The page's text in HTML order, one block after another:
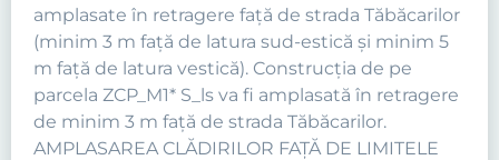
amplasate în retragere față de strada Tăbăcarilor
(minim 3 m față de latura sud-estică și minim 5
m față de latura vestică). Construcția de pe
parcela ZCP_M1* S_ls va fi amplasată în retragere
de minim 3 m față de strada Tăbăcarilor.
AMPLASAREA CLĂDIRILOR FAŢĂ DE LIMITELE